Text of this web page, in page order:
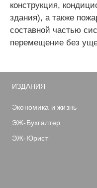
конструкция,
здания), а также
составной частью
перемещение без
ИЗДАНИЯ
Экономика и жизнь
ЭЖ-Бухгалтер
ЭЖ-Юрист